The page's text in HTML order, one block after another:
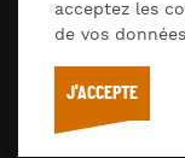
Déclaration de
RGPD &
Conditions
acceptez les
de vos
J'ACCEPTE